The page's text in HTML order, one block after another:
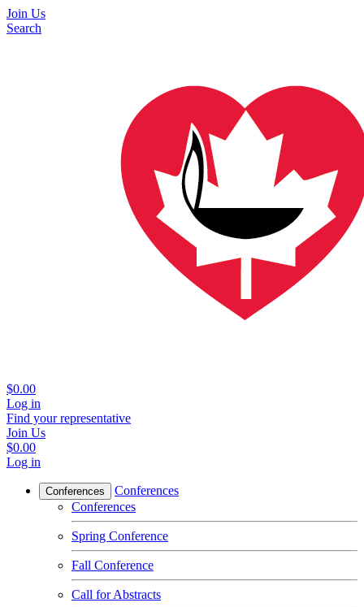
Join Us
Search
$0.00
Log in
Find your representative
Join Us
$0.00
Log in
Conferences
Conferences
Conferences
Spring Conference
Fall Conference
Call for Abstracts